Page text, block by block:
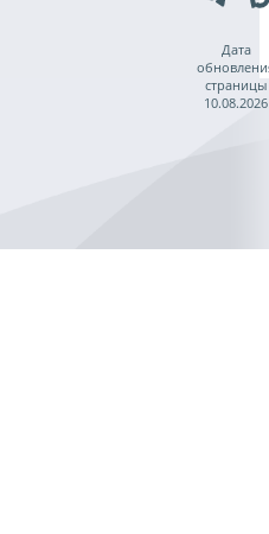
Дата
страницы
10.08.2026